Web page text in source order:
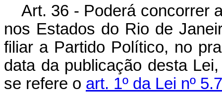
Art. 36 - Poderá concorrer
nos Estados do Rio de
filiar a Partido Político, no
data da publicação desta
se refere o art. 1º da Lei nº